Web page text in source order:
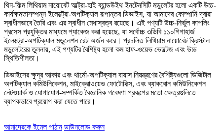
থিন-ফিল্ম লিথিয়াম নায়োবেট আল্ট্রা-হাই ব্যান্ডউইথ ইনটেনসিটি মডুলেটর হলো একটি উচ্চ-
কার্যক্ষমতাসম্পন্ন ইলেক্ট্রো-অপটিক্যাল রূপান্তর ডিভাইস, যা আমাদের কোম্পানি দ্বারা
স্বাধীনভাবে তৈরি এবং এর স্বাধীন মেধাস্বত্ব রয়েছে। এই পণ্যটি উচ্চ-নির্ভুল কাপলিং
প্রসেস প্রযুক্তির মাধ্যমে প্যাকেজ করা হয়েছে, যা সর্বোচ্চ ৩ডিবি ১১০গিগাহার্জ
ইলেক্ট্রো-অপটিক্যাল মডুলেশন রেট অর্জন করে। প্রচলিত লিথিয়াম নায়োবেট ক্রিস্টাল
মডুলেটরের তুলনায়, এই পণ্যটির বৈশিষ্ট্য হলো কম হাফ-ওয়েভ ভোল্টেজ এবং উচ্চ
স্থিতিশীলতা।
ডিভাইসের ক্ষুদ্র আকার এবং থার্মো-অপটিক্যাল বায়াস নিয়ন্ত্রণের বৈশিষ্ট্যগুলো ডিজিটাল
অপটিক্যাল কমিউনিকেশন, মাইক্রোওয়েভ ফোটোনিক্স, এবং ব্যাকবোন কমিউনিকেশন
নেটওয়ার্ক ও যোগাযোগ-সম্পর্কিত বৈজ্ঞানিক গবেষণা প্রকল্পের মতো ক্ষেত্রগুলিতে
ব্যাপকভাবে প্রয়োগ করা যেতে পারে।
আমাদেরকে ইমেল পাঠান ডাউনলোড করুন